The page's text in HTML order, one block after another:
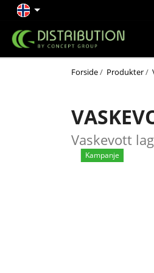
Forside/ Produkter/
Vaskevott
Kampanje